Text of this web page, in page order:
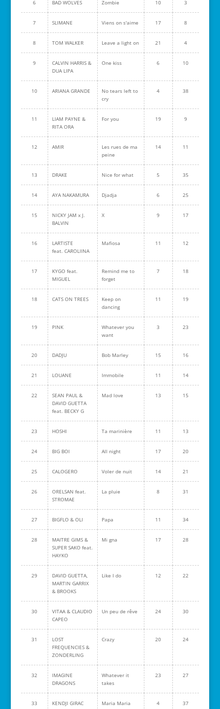
6 BAD WOLVES Zombie 10 3
7 SLIMANE Viens on s'aime 17 8
8 TOM WALKER Leave a light on 21 4
9
CALVIN HARRIS &
DUA LIPA
One kiss 6 10
10 ARIANA GRANDE
No tears left to
cry
4 38
11
LIAM PAYNE &
RITA ORA
For you 19 9
12 AMIR
Les rues de ma
peine
14 11
13 DRAKE Nice for what 5 35
14 AYA NAKAMURA Djadja 6 25
15
NICKY JAM x J.
BALVIN
X 9 17
16
LARTISTE
feat. CAROLIINA
Mafiosa 11 12
17
KYGO feat.
MIGUEL
Remind me to
forget
7 18
18 CATS ON TREES
Keep on
dancing
11 19
19 PINK
Whatever you
want
3 23
20 DADJU Bob Marley 15 16
21 LOUANE Immobile 11 14
22
SEAN PAUL &
DAVID GUETTA
feat. BECKY G
Mad love 13 15
23 HOSHI Ta marinière 11 13
24 BIG BOI All night 17 20
25 CALOGERO Voler de nuit 14 21
26
ORELSAN feat.
STROMAE
La pluie 8 31
27 BIGFLO & OLI Papa 11 34
28
MAITRE GIMS &
SUPER SAKO feat.
HAYKO
Mi gna 17 28
29
DAVID GUETTA,
MARTIN GARRIX
& BROOKS
Like I do 12 22
30
VITAA & CLAUDIO
CAPEO
Un peu de rêve 24 30
31
LOST
FREQUENCIES &
ZONDERLING
Crazy 20 24
32
IMAGINE
DRAGONS
Whatever it
takes
23 27
33 KENDJI GIRAC Maria Maria 4 37